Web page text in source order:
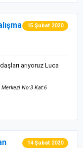
15 Şubat 2020
arıyoruz Luca
No:3 Kat:6
14 Şubat 2020